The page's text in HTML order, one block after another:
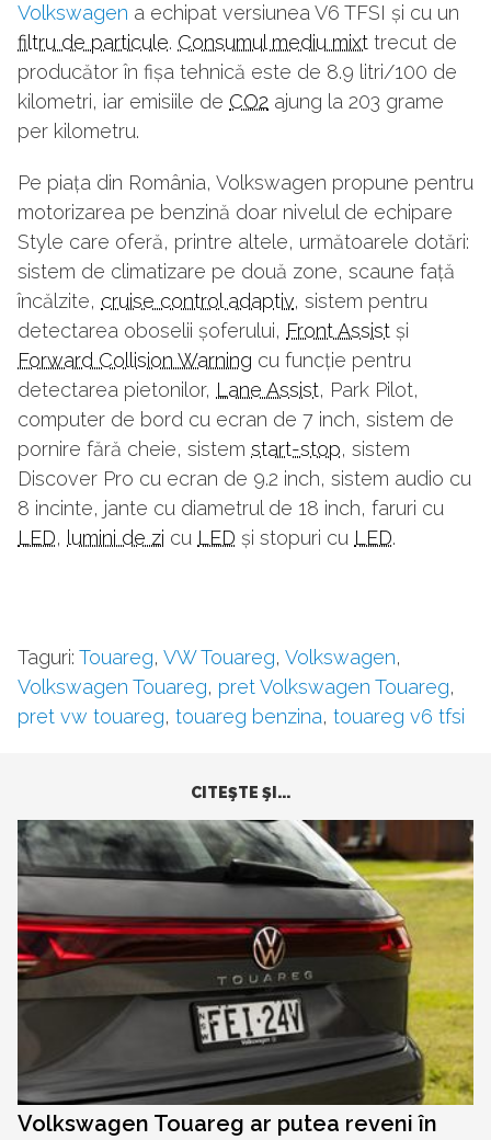
Volkswagen a echipat versiunea V6 TFSI și cu un
filtru de particule. Consumul mediu mixt trecut de
producător în fișa tehnică este de 8.9 litri/100 de
kilometri, iar emisiile de CO2 ajung la 203 grame
per kilometru.
Pe piața din România, Volkswagen propune pentru
motorizarea pe benzină doar nivelul de echipare
Style care oferă, printre altele, următoarele dotări:
sistem de climatizare pe două zone, scaune față
încălzite, cruise control adaptiv, sistem pentru
detectarea oboselii șoferului, Front Assist și
Forward Collision Warning cu funcție pentru
detectarea pietonilor, Lane Assist, Park Pilot,
computer de bord cu ecran de 7 inch, sistem de
pornire fără cheie, sistem start-stop, sistem
Discover Pro cu ecran de 9.2 inch, sistem audio cu
8 incinte, jante cu diametrul de 18 inch, faruri cu
LED, lumini de zi cu LED și stopuri cu LED.
Taguri: Touareg, VW Touareg, Volkswagen,
Volkswagen Touareg, pret Volkswagen Touareg,
pret vw touareg, touareg benzina, touareg v6 tfsi
CITEŞTE ŞI...
Volkswagen Touareg ar putea reveni în